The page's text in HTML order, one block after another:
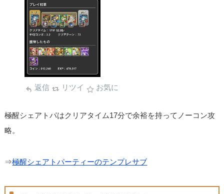
返信 リツイ お気に
極醒シェアトパはクリアタイム17分で余裕を持ってノーコン攻
略。
⇒極醒シェアトパーティーのテンプレサブ